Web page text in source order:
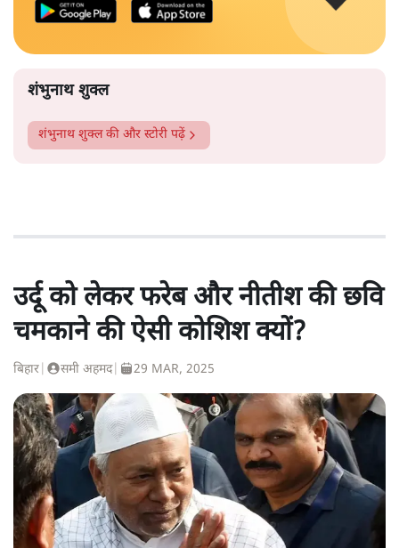
शंभुनाथ शुक्ल
शंभुनाथ शुक्लकी और स्टोरी पढ़ें
उर्दू को लेकर फरेब और नीतीश की छवि
चमकाने की ऐसी कोशिश क्यों?
बिहार समी अहमद| 29 MAR, 2025